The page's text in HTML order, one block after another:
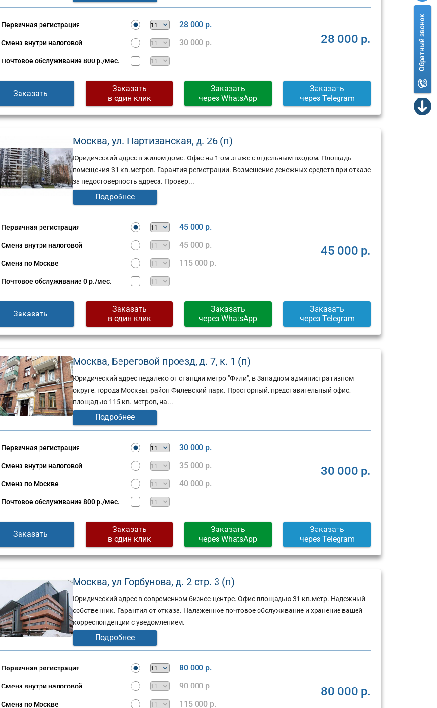
Первичная регистрация 28 000 р.
Смена внутри налоговой 30 000 р.
Почтовое обслуживание 800 р./мес.
28 000 р.
Заказать
Заказать
в один клик
Заказать
через WhatsApp
Заказать
через Telegram
Москва, ул. Партизанская, д. 26 (п)
Юридический адрес в жилом доме. Офис на 1-ом этаже с отдельным входом. Площадь
помещения 31 кв.метров. Гарантия регистрации. Возмещение денежных средств при отказе
за недостоверность адреса. Провер...
Подробнее
Первичная регистрация 45 000 р.
Смена внутри налоговой 45 000 р.
Смена по Москве 115 000 р.
Почтовое обслуживание 0 р./мес.
45 000 р.
Заказать
Заказать
в один клик
Заказать
через WhatsApp
Заказать
через Telegram
Москва, Береговой проезд, д. 7, к. 1 (п)
Юридический адрес недалеко от станции метро "Фили", в Западном административном
округе, города Москвы, район Филевский парк. Просторный, представительный офис,
площадью 115 кв. метров, на...
Подробнее
Первичная регистрация 30 000 р.
Смена внутри налоговой 35 000 р.
Смена по Москве 40 000 р.
Почтовое обслуживание 800 р./мес.
30 000 р.
Заказать
Заказать
в один клик
Заказать
через WhatsApp
Заказать
через Telegram
Москва, ул Горбунова, д. 2 стр. 3 (п)
Юридический адрес в современном бизнес-центре. Офис площадью 31 кв.метр. Надежный
собственник. Гарантия от отказа. Налаженное почтовое обслуживание и хранение вашей
корреспонденции с уведомлением.
Подробнее
Первичная регистрация 80 000 р.
Смена внутри налоговой 90 000 р.
Смена по Москве 115 000 р.
80 000 р.